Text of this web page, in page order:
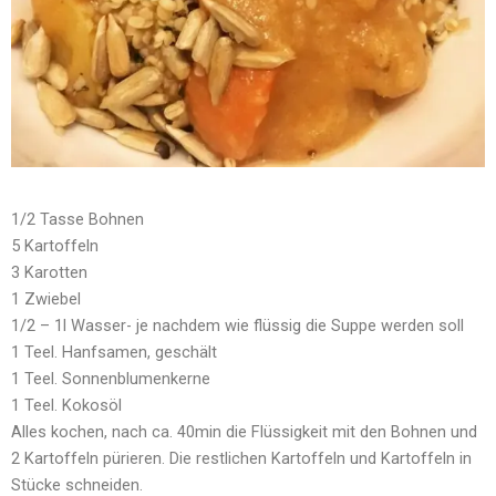
1/2 Tasse Bohnen
5 Kartoffeln
3 Karotten
1 Zwiebel
1/2 – 1l Wasser- je nachdem wie flüssig die Suppe werden soll
1 Teel. Hanfsamen, geschält
1 Teel. Sonnenblumenkerne
1 Teel. Kokosöl
Alles kochen, nach ca. 40min die Flüssigkeit mit den Bohnen und
2 Kartoffeln pürieren. Die restlichen Kartoffeln und Kartoffeln in
Stücke schneiden.